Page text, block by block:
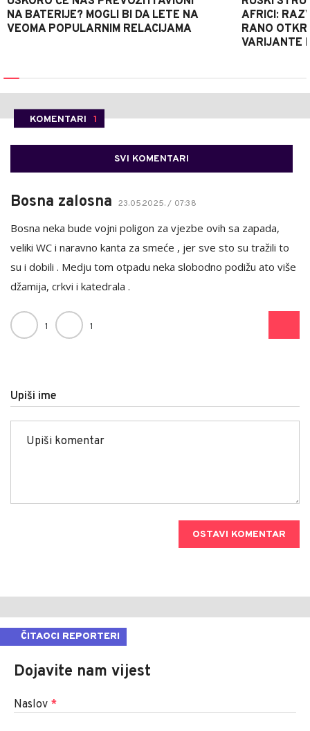
NA BATERIJE? MOGLI BI DA LETE NA
VEOMA POPULARNIM RELACIJAMA
AFRICI:
RANO
VARIJANTE
KOMENTARI 1
SVI KOMENTARI
Bosna zalosna 23.05.2025. / 07:38
Bosna neka bude vojni poligon za vjezbe ovih sa zapada,
veliki WC i naravno kanta za smeće , jer sve sto su tražili to
su i dobili . Medju tom otpadu neka slobodno podižu ato više
džamija, crkvi i katedrala .
1 1
Upiši ime
OSTAVI KOMENTAR
ČITAOCI REPORTERI
Dojavite nam vijest
Naslov *